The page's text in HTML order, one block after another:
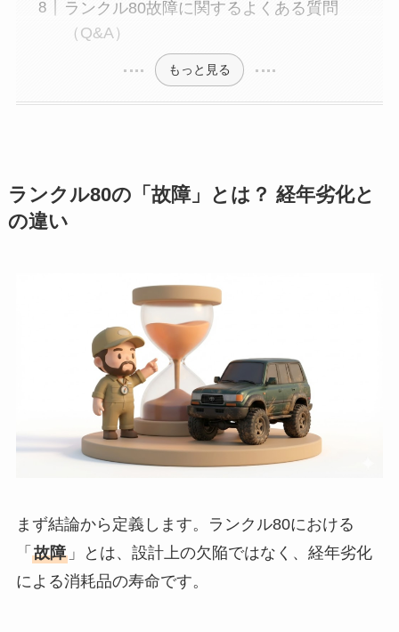
ランクル80故障に関するよくある質問
（Q&A）
もっと見る
ランクル80の「故障」とは？ 経年劣化と
の違い
まず結論から定義します。ランクル80における
「 故障」とは、設計上の欠陥ではなく、経年劣化
による消耗品の寿命です。